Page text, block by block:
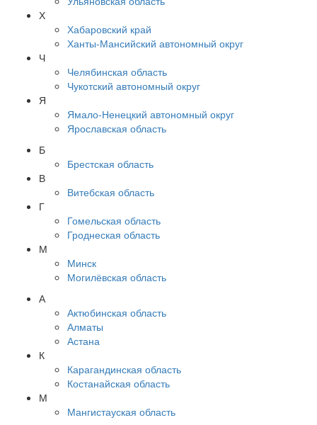
Х
Хабаровский край
Ханты-Мансийский автономный округ
Ч
Челябинская область
Чукотский автономный округ
Я
Ямало-Ненецкий автономный округ
Ярославская область
Б
Брестская область
В
Витебская область
Г
Гомельская область
Гроднеская область
М
Минск
Могилёвская область
А
Актюбинская область
Алматы
Астана
К
Карагандинская область
Костанайская область
М
Мангистауская область